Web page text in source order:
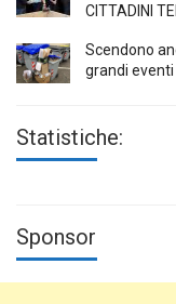
CITTADINI
Scendono
grandi eventi
Statistiche:
Sponsor